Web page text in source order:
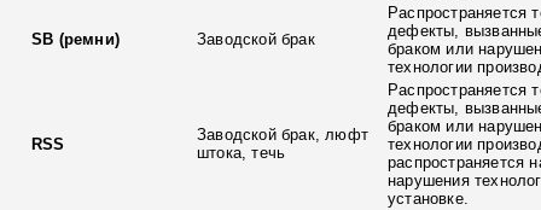
SB (ремни) Заводской брак
Распространяется
дефекты,
браком или
технологии
RSS
Заводской брак, люфт
штока, течь
Распространяется
дефекты,
браком или
технологии
распространяется
нарушения
установке.